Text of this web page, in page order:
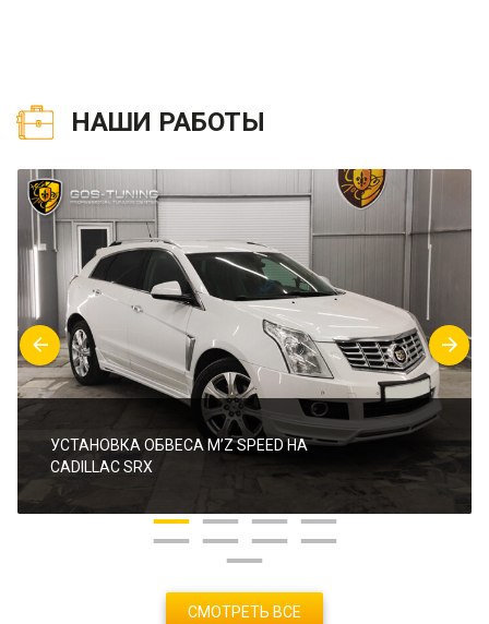
НАШИ РАБОТЫ
УСТАНОВКА ОБВЕСА M’Z SPEED НА
CADILLAC SRX
СМОТРЕТЬ ВСЕ